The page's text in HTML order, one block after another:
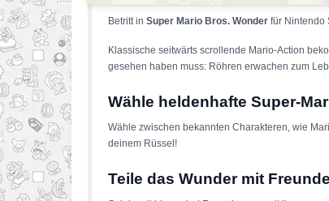
Betritt in Super Mario Bros. Wonder für Nintendo
Klassische seitwärts scrollende Mario-Action
gesehen haben muss: Röhren erwachen zum
Wähle heldenhafte Super-
Wähle zwischen bekannten Charakteren, wie
deinem Rüssel!
Teile das Wunder mit